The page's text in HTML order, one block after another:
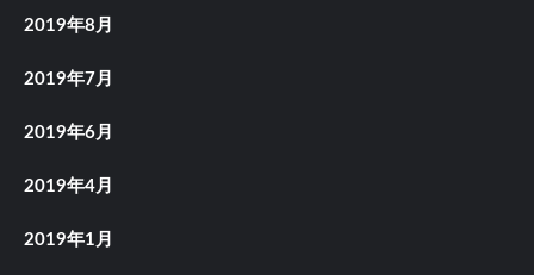
2019年8月
2019年7月
2019年6月
2019年4月
2019年1月